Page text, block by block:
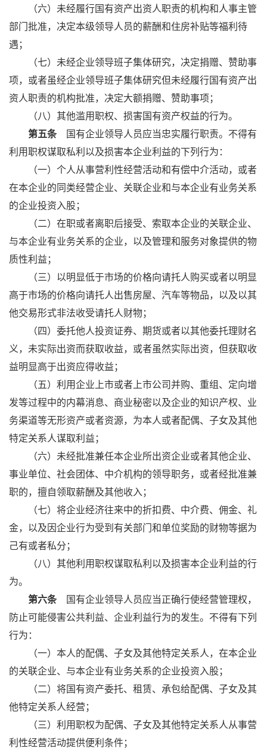
（六）未经履行国有资产出资人职责的机构和人事主管
部门批准，决定本级领导人员的薪酬和住房补贴等福利待
遇；
（七）未经企业领导班子集体研究，决定捐赠、赞助事
项，或者虽经企业领导班子集体研究但未经履行国有资产出
资人职责的机构批准，决定大额捐赠、赞助事项；
（八）其他滥用职权、损害国有资产权益的行为。
第五条国有企业领导人员应当忠实履行职责。不得有
利用职权谋取私利以及损害本企业利益的下列行为：
（一）个人从事营利性经营活动和有偿中介活动，或者
在本企业的同类经营企业、关联企业和与本企业有业务关系
的企业投资入股；
（二）在职或者离职后接受、索取本企业的关联企业、
与本企业有业务关系的企业，以及管理和服务对象提供的物
质性利益；
（三）以明显低于市场的价格向请托人购买或者以明显
高于市场的价格向请托人出售房屋、汽车等物品，以及以其
他交易形式非法收受请托人财物；
（四）委托他人投资证券、期货或者以其他委托理财名
义，未实际出资而获取收益，或者虽然实际出资，但获取收
益明显高于出资应得收益；
（五）利用企业上市或者上市公司并购、重组、定向增
发等过程中的内幕消息、商业秘密以及企业的知识产权、业
务渠道等无形资产或者资源，为本人或者配偶、子女及其他
特定关系人谋取利益；
（六）未经批准兼任本企业所出资企业或者其他企业、
事业单位、社会团体、中介机构的领导职务，或者经批准兼
职的，擅自领取薪酬及其他收入；
（七）将企业经济往来中的折扣费、中介费、佣金、礼
金，以及因企业行为受到有关部门和单位奖励的财物等据为
己有或者私分；
（八）其他利用职权谋取私利以及损害本企业利益的行
为。
第六条国有企业领导人员应当正确行使经营管理权，
防止可能侵害公共利益、企业利益行为的发生。不得有下列
行为：
（一）本人的配偶、子女及其他特定关系人，在本企业
的关联企业、与本企业有业务关系的企业投资入股；
（二）将国有资产委托、租赁、承包给配偶、子女及其
他特定关系人经营；
（三）利用职权为配偶、子女及其他特定关系人从事营
利性经营活动提供便利条件；